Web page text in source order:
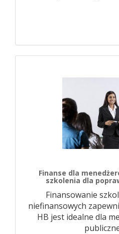
Finanse dla
szkolenia dla
Finansowanie
niefinansowych
HB jest idealne dla